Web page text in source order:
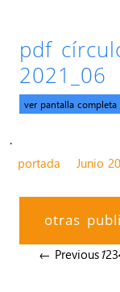
pdf
2021_06
ver pantalla completa
.
portada
Junio
otras
← Previous123